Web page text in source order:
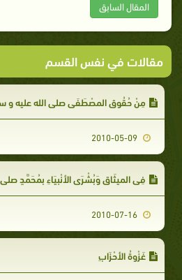
المقال السابق
مقالات في نفس القسم
مِنْ حُقُوقِ المصْطَفَى صلى الله عليه و
فِي الميثَاقِ وَبُشْرَى الأنْبِيَاءِ بِمُحَمَّدٍ
غَزْوةُ الأحْزَابِ